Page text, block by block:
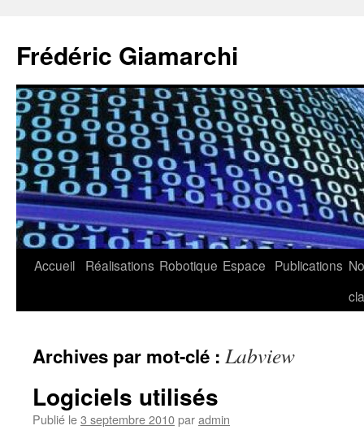
contenu
Frédéric Giamarchi
Accueil Réalisations Robotique Espace Publications
Archives par mot-clé : Labview
Logiciels utilisés
Publié le3 septembre 2010paradmin